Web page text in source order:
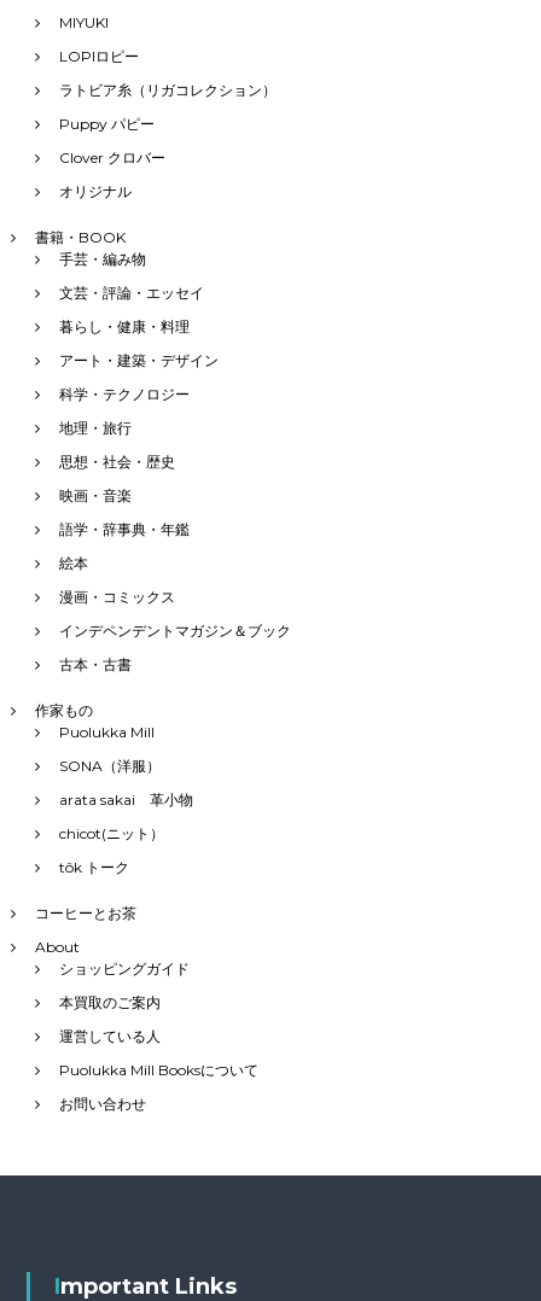
MIYUKI
LOPIロピー
ラトビア糸（リガコレクション）
Puppy パピー
Clover クロバー
オリジナル
書籍・BOOK
手芸・編み物
文芸・評論・エッセイ
暮らし・健康・料理
アート・建築・デザイン
科学・テクノロジー
地理・旅行
思想・社会・歴史
映画・音楽
語学・辞事典・年鑑
絵本
漫画・コミックス
インデペンデントマガジン＆ブック
古本・古書
作家もの
Puolukka Mill
SONA（洋服）
arata sakai 革小物
chicot(ニット）
tôk トーク
コーヒーとお茶
About
ショッピングガイド
本買取のご案内
運営している人
Puolukka Mill Booksについて
お問い合わせ
Important Links